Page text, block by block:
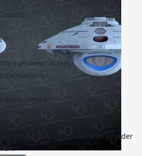
klickst,
Auswahlfeld
Verwendung aller Cookies zu.
zur Nutzung von Cookies zu jeder